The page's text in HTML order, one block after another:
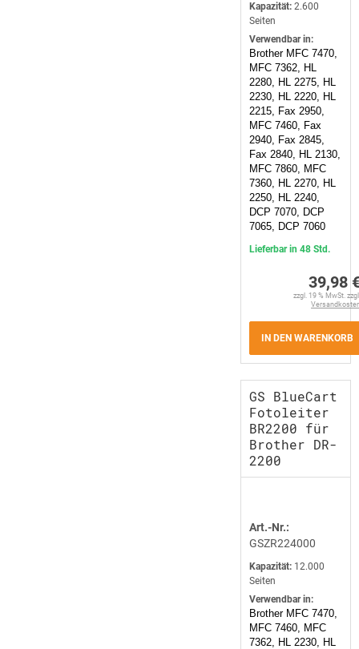
Kapazität: 2.600
Seiten
Verwendbar in:
Brother MFC 7470,
MFC 7362, HL
2280, HL 2275, HL
2230, HL 2220, HL
2215, Fax 2950,
MFC 7460, Fax
2940, Fax 2845,
Fax 2840, HL 2130,
MFC 7860, MFC
7360, HL 2270, HL
2250, HL 2240,
DCP 7070, DCP
7065, DCP 7060
Lieferbar in 48 Std.
39,98
zzgl. 19 % MwSt.
IN DEN WARENKORB
GS BlueCart
Fotoleiter
BR2200 für
Brother DR-
2200
Art.-Nr.:
GSZR224000
Kapazität: 12.000
Seiten
Verwendbar in:
Brother MFC 7470,
MFC 7460, MFC
7362, HL 2230, HL